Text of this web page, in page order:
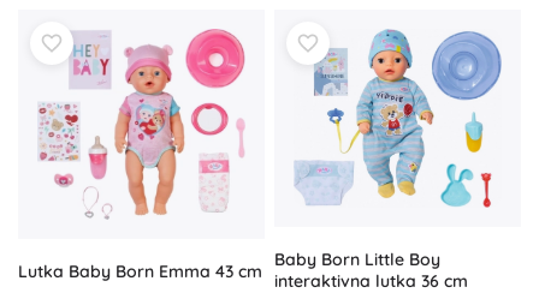
Lutka Baby Born Emma 43 cm
Baby Born Little Boy
interaktivna lutka 36 cm